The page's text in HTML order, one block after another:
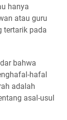
hanya
atau guru
tertarik pada
bahwa
hafal
adalah
asal-usul